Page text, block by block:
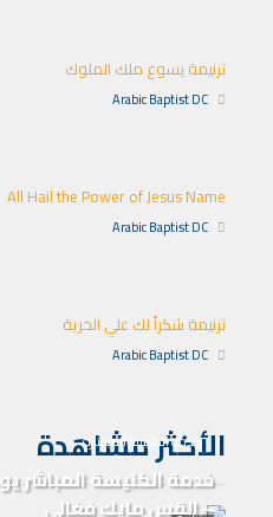
ترنيمة يسوع ملك الملوك
Arabic Baptist DC
All Hail the Power of Jesus Name
Arabic Baptist DC
ترنيمة شكراً لك علي الحرية
Arabic Baptist DC
الأكثر مشاهدة
خدمة الكنيسة المباشرة
– القس مايك فغالي